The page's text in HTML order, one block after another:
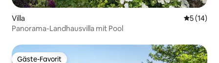
Villa
5 (14)
Panorama-Landhausvilla mit Pool
Gäste-Favorit